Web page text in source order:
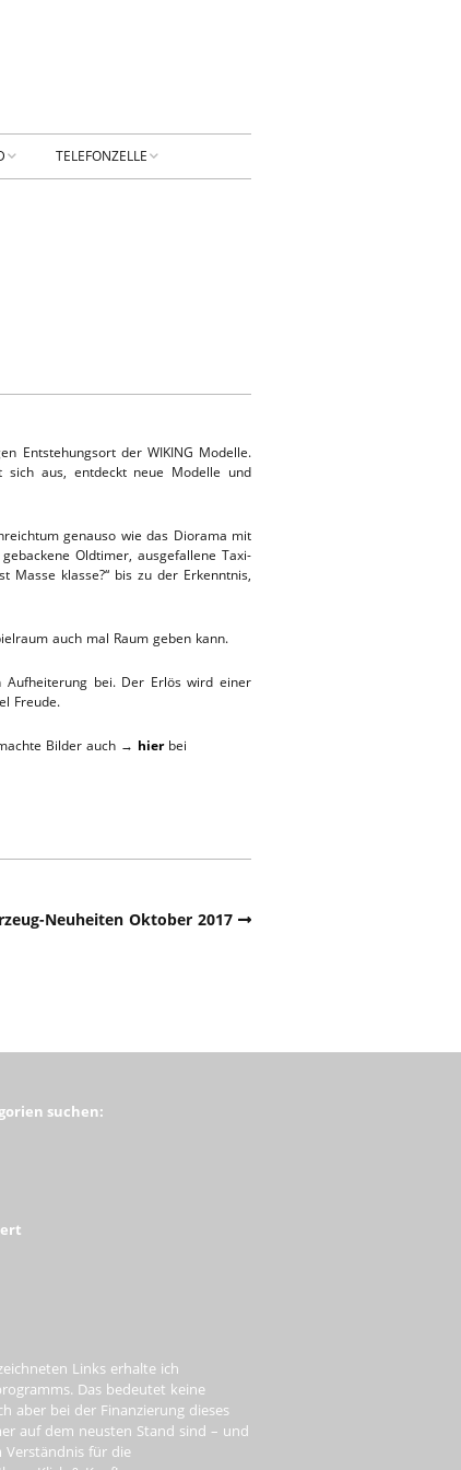
TELEFONZELLE
KONTAKT
Entstehungsort der WIKING Modelle.
aus, entdeckt neue Modelle und
genauso wie das Diorama mit
Oldtimer, ausgefallene Taxi-
klasse?“ bis zu der Erkenntnis,
auch mal Raum geben kann.
bei. Der Erlös wird einer
Freude.
Bilder auch → hierbei
Neuheiten Oktober 2017
suchen:
Links erhalte ich
Das bedeutet keine
aber bei der Finanzierung dieses
auf dem neusten Stand sind – und
für die